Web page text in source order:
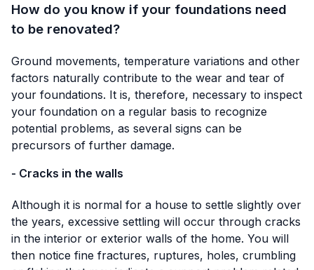
How do you know if your foundations need
to be renovated?
Ground movements, temperature variations and other
factors naturally contribute to the wear and tear of
your foundations. It is, therefore, necessary to inspect
your foundation on a regular basis to recognize
potential problems, as several signs can be
precursors of further damage.
- Cracks in the walls
Although it is normal for a house to settle slightly over
the years, excessive settling will occur through cracks
in the interior or exterior walls of the home. You will
then notice fine fractures, ruptures, holes, crumbling